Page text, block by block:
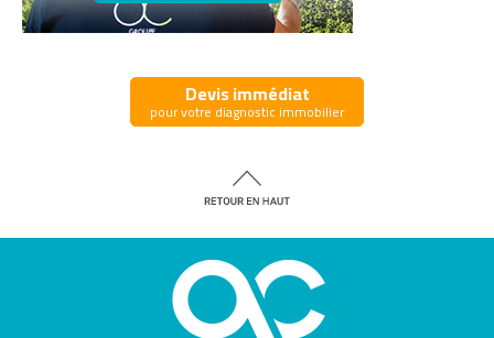
Devis immédiat
pour votre diagnostic immobilier